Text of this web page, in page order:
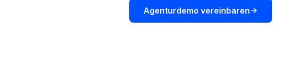
Agenturdemo vereinbaren